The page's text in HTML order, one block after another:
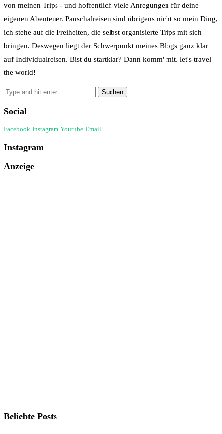
von meinen Trips - und hoffentlich viele Anregungen für deine
eigenen Abenteuer. Pauschalreisen sind übrigens nicht so mein Ding,
ich stehe auf die Freiheiten, die selbst organisierte Trips mit sich
bringen. Deswegen liegt der Schwerpunkt meines Blogs ganz klar
auf Individualreisen. Bist du startklar? Dann komm' mit, let's travel
the world!
Social
Facebook Instagram Youtube Email
Instagram
Anzeige
Beliebte Posts